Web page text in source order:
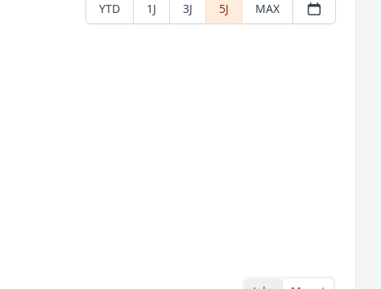
YTD 1J 3J 5J MAX